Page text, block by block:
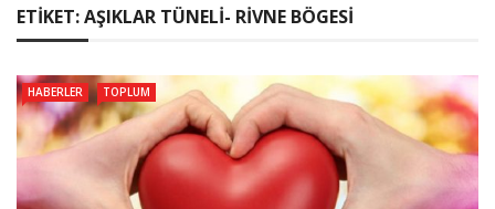
ETIKET:AŞIKLAR TÜNELI- RIVNE BÖGESI
HABERLER TOPLUM